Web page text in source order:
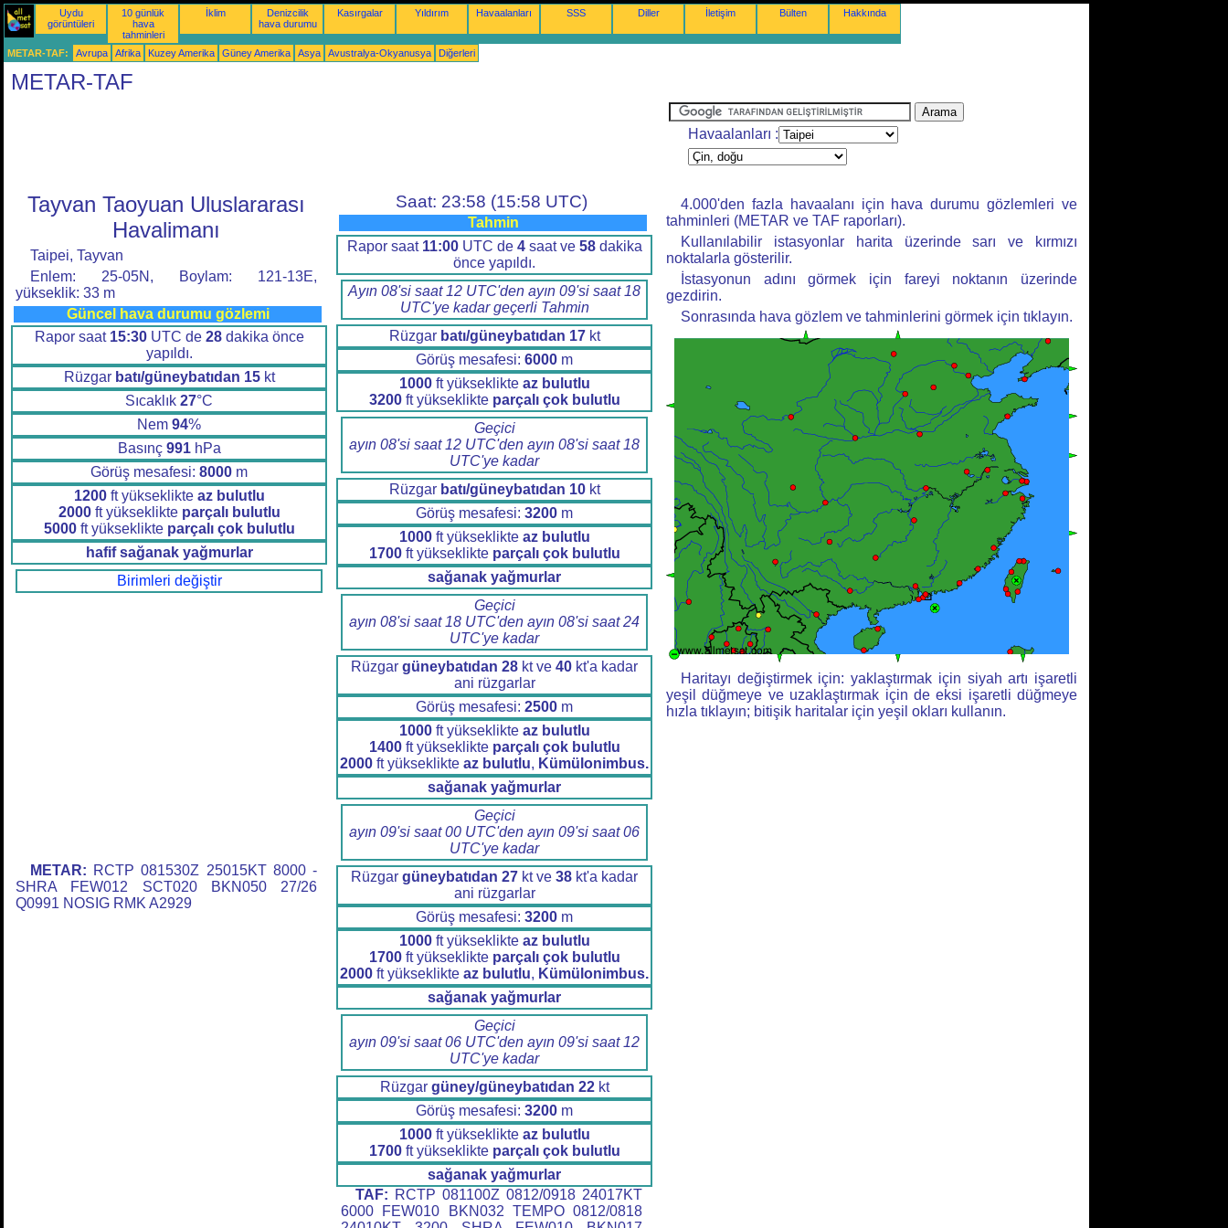
Uydu
görüntüleri
10 günlük
hava
tahminleri
İklim
Denizcilik
hava durumu
Kasırgalar Yıldırım Havaalanları SSS Diller İletişim Bülten Hakkında
METAR-TAF: Avrupa Afrika Kuzey Amerika Güney Amerika Asya Avustralya-Okyanusya Diğerleri
METAR-TAF
Havaalanları :
Tayvan Taoyuan Uluslararası
Havalimanı
Taipei, Tayvan
Enlem: 25-05N, Boylam: 121-13E,
yükseklik: 33 m
Güncel hava durumu gözlemi
Rapor saat 15:30UTC de 28dakika önce
yapıldı.
Rüzgar batı/güneybatıdan 15kt
Sıcaklık 27°C
Nem 94%
Basınç 991hPa
Görüş mesafesi: 8000 m
1200ft yükseklikte az bulutlu
2000ft yükseklikte parçalı bulutlu
5000ft yükseklikte parçalı çok bulutlu
hafif sağanak yağmurlar
Birimleri değiştir
METAR: RCTP 081530Z 25015KT 8000 -
SHRA FEW012 SCT020 BKN050 27/26
Q0991 NOSIG RMK A2929
Saat: 23:58 (15:58 UTC)
Tahmin
Rapor saat 11:00UTC de 4saat ve 58dakika
önce yapıldı.
Ayın 08'si saat 12 UTC'den ayın 09'si saat 18
UTC'ye kadar geçerli Tahmin
Rüzgar batı/güneybatıdan 17kt
Görüş mesafesi: 6000 m
1000ft yükseklikte az bulutlu
3200ft yükseklikte parçalı çok bulutlu
Geçici
ayın 08'si saat 12 UTC'den ayın 08'si saat 18
UTC'ye kadar
Rüzgar batı/güneybatıdan 10kt
Görüş mesafesi: 3200 m
1000ft yükseklikte az bulutlu
1700ft yükseklikte parçalı çok bulutlu
sağanak yağmurlar
Geçici
ayın 08'si saat 18 UTC'den ayın 08'si saat 24
UTC'ye kadar
Rüzgar güneybatıdan 28 kt ve 40 kt'a kadar
ani rüzgarlar
Görüş mesafesi: 2500 m
1000ft yükseklikte az bulutlu
1400ft yükseklikte parçalı çok bulutlu
2000 ft yükseklikte az bulutlu, Kümülonimbus.
sağanak yağmurlar
Geçici
ayın 09'si saat 00 UTC'den ayın 09'si saat 06
UTC'ye kadar
Rüzgar güneybatıdan 27 kt ve 38 kt'a kadar
ani rüzgarlar
Görüş mesafesi: 3200 m
1000ft yükseklikte az bulutlu
1700ft yükseklikte parçalı çok bulutlu
2000 ft yükseklikte az bulutlu, Kümülonimbus.
sağanak yağmurlar
Geçici
ayın 09'si saat 06 UTC'den ayın 09'si saat 12
UTC'ye kadar
Rüzgar güney/güneybatıdan 22kt
Görüş mesafesi: 3200 m
1000ft yükseklikte az bulutlu
1700ft yükseklikte parçalı çok bulutlu
sağanak yağmurlar
TAF: RCTP 081100Z 0812/0918 24017KT
6000 FEW010 BKN032 TEMPO 0812/0818
4.000'den fazla havaalanı için hava durumu gözlemleri ve
tahminleri (METAR ve TAF raporları).
Kullanılabilir istasyonlar harita üzerinde sarı ve kırmızı
noktalarla gösterilir.
İstasyonun adını görmek için fareyi noktanın üzerinde
gezdirin.
Sonrasında hava gözlem ve tahminlerini görmek için tıklayın.
Haritayı değiştirmek için: yaklaştırmak için siyah artı işaretli
yeşil düğmeye ve uzaklaştırmak için de eksi işaretli düğmeye
hızla tıklayın; bitişik haritalar için yeşil okları kullanın.